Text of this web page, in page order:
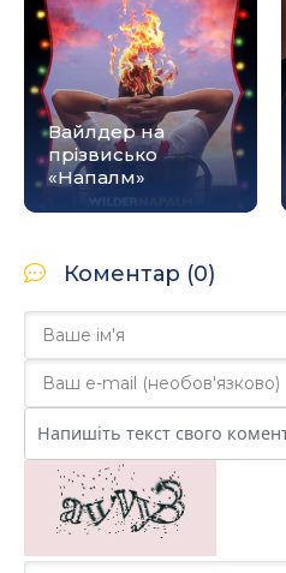
Вайлдер на
прізвисько
«Напалм»
Коментар (0)